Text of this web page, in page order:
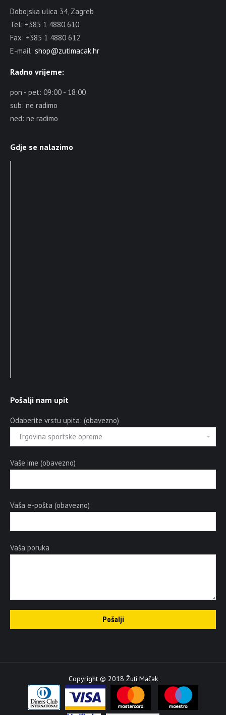
Dobojska ulica 34, Zagreb
Tel: +385 1 4880 610
Fax: +385 1 4880 612
E-mail: shop@zutimacak.hr
Radno vrijeme:
pon - pet: 09:00 - 18:00
sub: ne radimo
ned: ne radimo
Gdje se nalazimo
Pošalji nam upit
Odaberite vrstu upita: (obavezno)
Vaše ime (obavezno)
Vaša e-pošta (obavezno)
Vaša poruka
Copyright © 2018 Žuti Mačak